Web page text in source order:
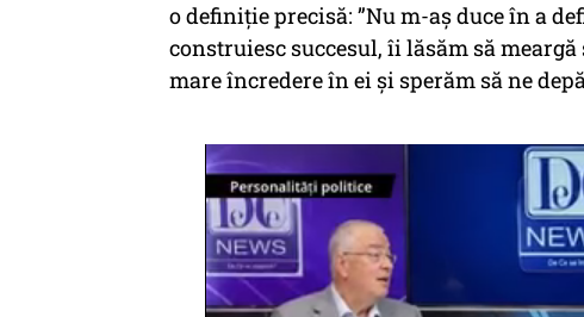
o definiție precisă: ”Nu m-aș duce în a
construiesc succesul, îi lăsăm să meargă
mare încredere în ei și sperăm să ne